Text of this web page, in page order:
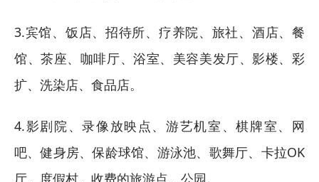
3.宾馆、饭店、招待所、疗养院、旅社、酒店、餐
馆、茶座、咖啡厅、浴室、美容美发厅、影楼、彩
扩、洗染店、食品店。
4.影剧院、录像放映点、游艺机室、棋牌室、网
吧、健身房、保龄球馆、游泳池、歌舞厅、卡拉OK
厅、度假村、收费的旅游点、公园。